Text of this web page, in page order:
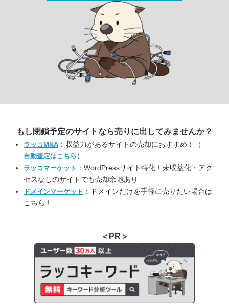
もし閉鎖予定のサイトなら売りに出してみませんか？
ラッコM&A ：収益力があるサイトの売却におすすめ！（
自動査定はこちら ）
ラッコマーケット ：WordPressサイト特化！未収益化・アク
セスなしのサイトでも売却余地あり
ドメインマーケット ：ドメインだけを手軽に売りたい場合は
こちら！
＜PR＞